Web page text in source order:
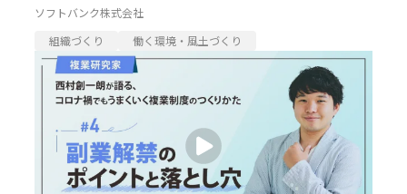
ソフトバンク株式会社
組織づくり
働く環境・風土づくり